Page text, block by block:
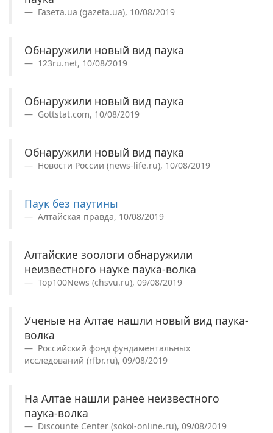
Газета.ua (gazeta.ua), 10/08/2019
Обнаружили новый вид паука
123ru.net, 10/08/2019
Обнаружили новый вид паука
Gottstat.com, 10/08/2019
Обнаружили новый вид паука
Новости России (news-life.ru), 10/08/2019
Паук без паутины
Алтайская правда, 10/08/2019
Алтайские зоологи обнаружили
неизвестного науке паука-волка
Top100News (chsvu.ru), 09/08/2019
Ученые на Алтае нашли новый вид паука-
волка
Российский фонд фундаментальных
исследований (rfbr.ru), 09/08/2019
На Алтае нашли ранее неизвестного
паука-волка
Discounte Center (sokol-online.ru), 09/08/2019